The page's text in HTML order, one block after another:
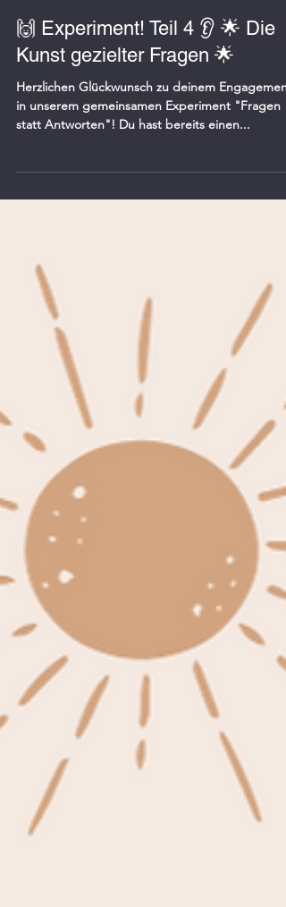
26. Okt. 2023
2 Min. Lesezeit
🙌 Experiment! Teil 4 👂 🌟 Die
Kunst gezielter Fragen 🌟
Herzlichen Glückwunsch zu deinem Engagement
in unserem gemeinsamen Experiment "Fragen